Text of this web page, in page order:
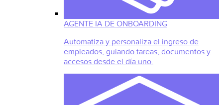
AGENTE IA DE ONBOARDING
Automatiza y personaliza el ingreso de
empleados, guiando tareas, documentos y
accesos desde el día uno.